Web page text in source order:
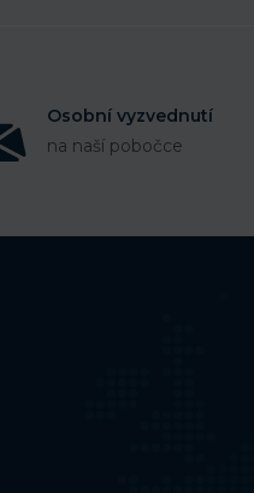
Osobní vyzvednutí
na naší pobočce